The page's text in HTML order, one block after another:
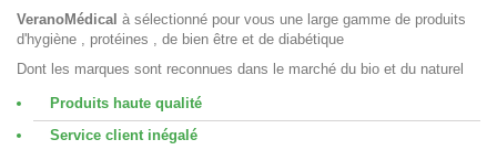
VeranoMédical à sélectionné pour vous une large gamme de produits
d'hygiène , protéines , de bien être et de diabétique
Dont les marques sont reconnues dans le marché du bio et du naturel
Produits haute qualité
Service client inégalé